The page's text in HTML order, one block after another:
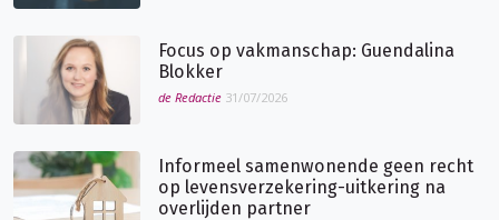
Focus op vakmanschap: Guendalina
Blokker
de Redactie 31/07/2026
Informeel samenwonende geen recht
op levensverzekering-uitkering na
overlijden partner